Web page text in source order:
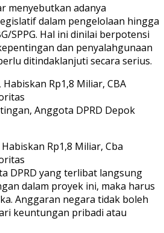
menyebutkan adanya
dalam pengelolaan hingga
SPPG. Hal ini dinilai berpotensi
dan penyalahgunaan
ditindaklanjuti secara serius.
Rp1,8 Miliar, CBA
Anggota DPRD Depok
Rp1,8 Miliar, Cba
DPRD yang terlibat langsung
dalam proyek ini, maka harus
Anggaran negara tidak boleh
keuntungan pribadi atau